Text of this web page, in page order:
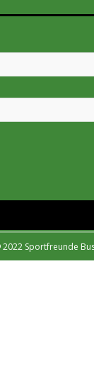
Sportfreunde